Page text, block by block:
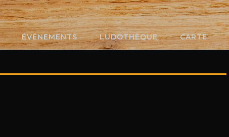
ÉVÉNEMENTS LUDOTHÈQUE CARTE